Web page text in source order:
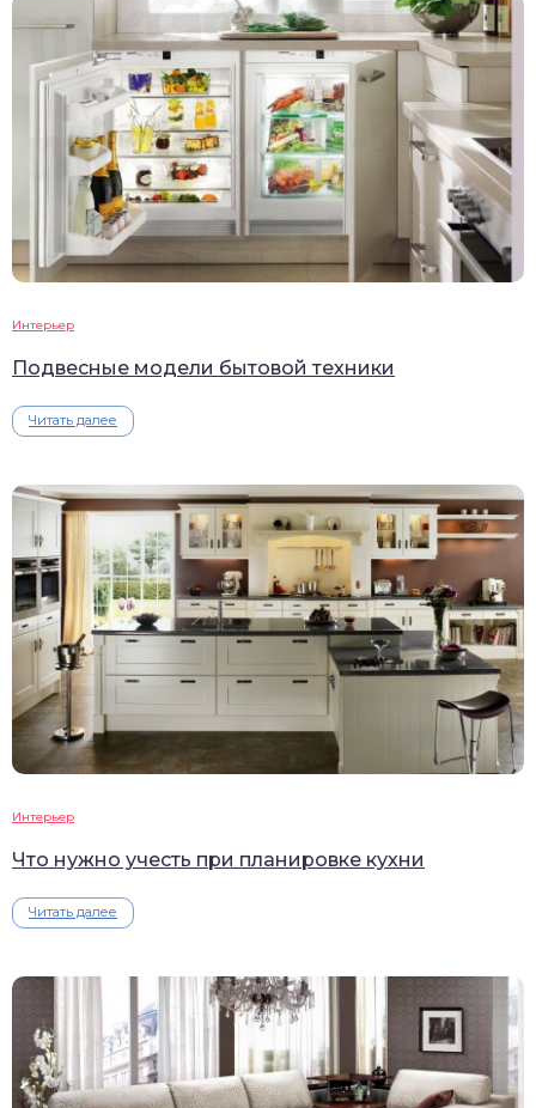
Интерьер
Подвесные модели бытовой техники
Читать далее
Интерьер
Что нужно учесть при планировке кухни
Читать далее